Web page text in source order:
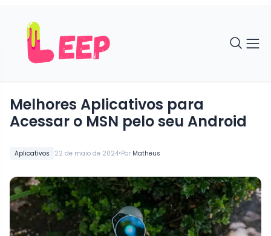
Aplicativos 22 de maio de 2024•Por Matheus
Melhores Aplicativos para
Acessar o MSN pelo seu Android